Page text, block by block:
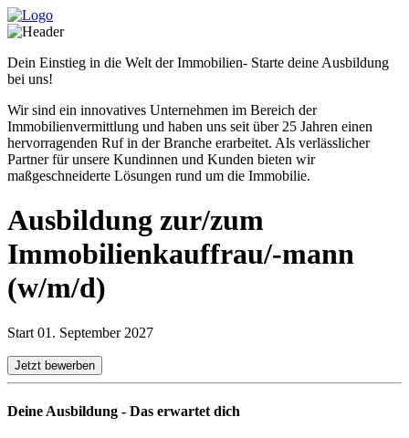
Dein Einstieg in die Welt der Immobilien- Starte deine Ausbildung
bei uns!
Wir sind ein innovatives Unternehmen im Bereich der
Immobilienvermittlung und haben uns seit über 25 Jahren einen
hervorragenden Ruf in der Branche erarbeitet. Als verlässlicher
Partner für unsere Kundinnen und Kunden bieten wir
maßgeschneiderte Lösungen rund um die Immobilie.
Ausbildung zur/zum
Immobilienkauffrau/-mann
(w/m/d)
Start 01. September 2027
Jetzt bewerben
Deine Ausbildung - Das erwartet dich